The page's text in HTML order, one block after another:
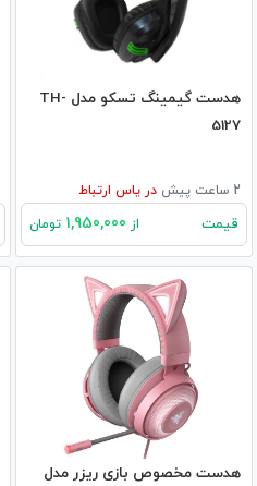
هدست گیمینگ تسکو مدل TH-
5127
2 ساعت پیش در یاس ارتباط
قیمت از تومان
هدست مخصوص بازی ریزر مدل